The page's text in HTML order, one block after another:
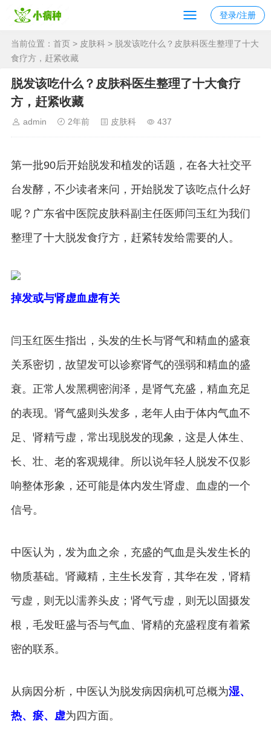
登录/注册
当前位置： 首页 > 皮肤科 > 脱发该吃什么？皮肤科医生整理了十大
食疗方，赶紧收藏
脱发该吃什么？皮肤科医生整理了十大食疗
方，赶紧收藏
admin 2年前 皮肤科 437
第一批90后开始脱发和植发的话题，在各大社交平
台发酵，不少读者来问，开始脱发了该吃点什么好
呢？广东省中医院皮肤科副主任医师闫玉红为我们
整理了十大脱发食疗方，赶紧转发给需要的人。
掉发或与肾虚血虚有关
闫玉红医生指出，头发的生长与肾气和精血的盛衰
关系密切，故望发可以诊察肾气的强弱和精血的盛
衰。正常人发黑稠密润泽，是肾气充盛，精血充足
的表现。肾气盛则头发多，老年人由于体内气血不
足、肾精亏虚，常出现脱发的现象，这是人体生、
长、壮、老的客观规律。所以说年轻人脱发不仅影
响整体形象，还可能是体内发生肾虚、血虚的一个
信号。
中医认为，发为血之余，充盛的气血是头发生长的
物质基础。肾藏精，主生长发育，其华在发，肾精
亏虚，则无以濡养头皮；肾气亏虚，则无以固摄发
根，毛发旺盛与否与气血、肾精的充盛程度有着紧
密的联系。
从病因分析，中医认为脱发病因病机可总概为湿、
热、瘀、虚为四方面。